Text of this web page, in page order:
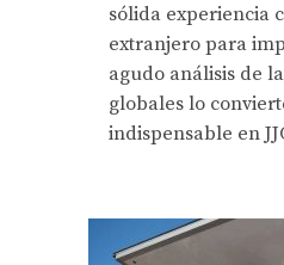
sólida experiencia
extranjero para
agudo análisis de
globales lo
indispensable en